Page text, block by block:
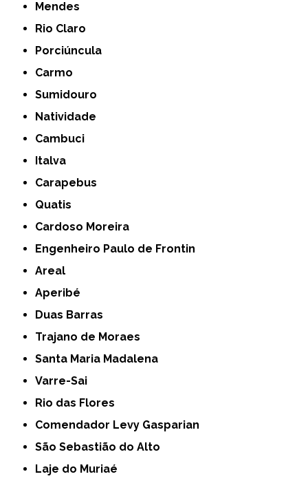
Mendes
Rio Claro
Porciúncula
Carmo
Sumidouro
Natividade
Cambuci
Italva
Carapebus
Quatis
Cardoso Moreira
Engenheiro Paulo de Frontin
Areal
Aperibé
Duas Barras
Trajano de Moraes
Santa Maria Madalena
Varre-Sai
Rio das Flores
Comendador Levy Gasparian
São Sebastião do Alto
Laje do Muriaé